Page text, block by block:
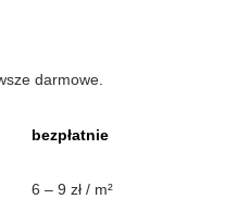
darmowe.
bezpłatnie
6 – 9 zł / m²